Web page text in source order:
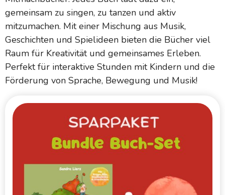
gemeinsam zu singen, zu tanzen und aktiv
mitzumachen. Mit einer Mischung aus Musik,
Geschichten und Spielideen bieten die Bücher viel
Raum für Kreativität und gemeinsames Erleben.
Perfekt für interaktive Stunden mit Kindern und die
Förderung von Sprache, Bewegung und Musik!